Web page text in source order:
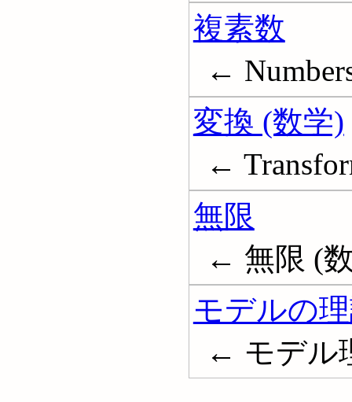
複素数
←
変換 (数学)
←
無限
← 無限 (
モデルの
← モデル